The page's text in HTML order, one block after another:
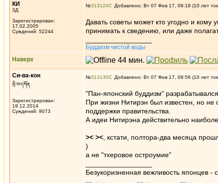
КИ
3Д
Зарегистрирован:
17.02.2005
Суждений: 52244
№313124 Добавлено: Вт 07 Фев 17, 09:18 (10 лет
Давать советы может кто угодно и кому
принимать к сведению, или даже
Буддизм чистой воды
Наверх
Си-ва-кон
སྲི་བ་དཀོན
Зарегистрирован:
19.12.2014
Суждений: 9073
№313130 Добавлено: Вт 07 Фев 17, 09:56 (10 лет
"Пан-японский буддизм"
При жизни Нитирэн был известен, но
поддержки правительства.
А идеи Нитирэна действительно
>< >< , кстати, полтора-два месяца
)
а не "тхеровое остроумие"
Безукоризненная вежливость японцев -